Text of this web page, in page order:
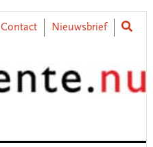
Contact Nieuwsbrief